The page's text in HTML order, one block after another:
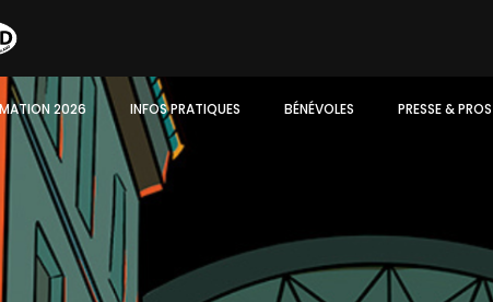
2026 INFOS PRATIQUES BÉNÉVOLES PRESSE & PROS